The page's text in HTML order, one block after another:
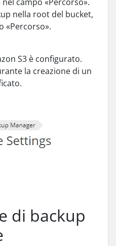
nella root del bucket,
«Percorso».
S3 è configurato.
la creazione di un
di backup